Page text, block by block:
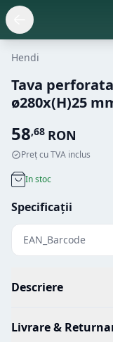
Hendi
Tava
ø280x(H)25
58,68 RON
Preț cu TVA inclus
In stoc
Specificații
EAN_Barcode
Descriere
Livrare &